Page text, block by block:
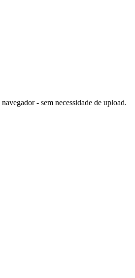
- sem necessidade de upload.